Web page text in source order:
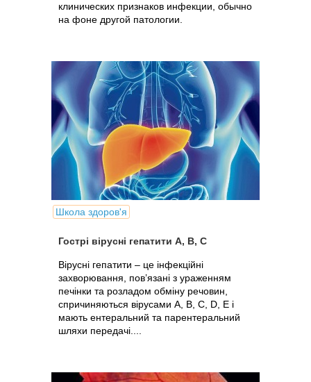
клинических признаков инфекции, обычно
на фоне другой патологии.
Школа здоров'я
Гострі вірусні гепатити А, В, С
Вірусні гепатити – це інфекційні
захворювання, пов’язані з ураженням
печінки та розладом обміну речовин,
спричиняються вірусами А, В, С, D, E і
мають ентеральний та парентеральний
шляхи передачі....